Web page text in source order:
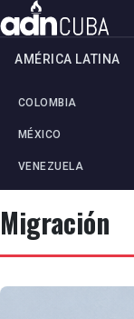
AMÉRICA LATINA
COLOMBIA
MÉXICO
VENEZUELA
Migración